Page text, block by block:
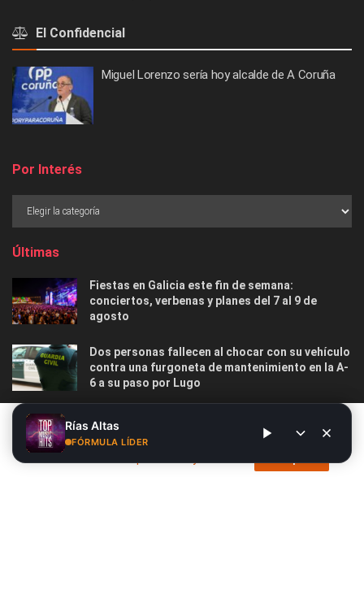
El Confidencial
Miguel Lorenzo sería hoy alcalde de A Coruña
Por Interés
Últimas
Fiestas en Galicia este fin de semana:
conciertos, verbenas y planes del 7 al 9 de
agosto
Dos personas fallecen al chocar con su vehículo
contra una furgoneta de mantenimiento en la A-
6 a su paso por Lugo
Las 12 playas gallegas con Bandera Azul menos
masificadas para disfrutar este verano
Rías Altas
FÓRMULA LÍDER
Este sitio web utiliza cookies. Al continuar utilizando este sitio
web, usted da su consentimiento para el uso de cookies. Visite